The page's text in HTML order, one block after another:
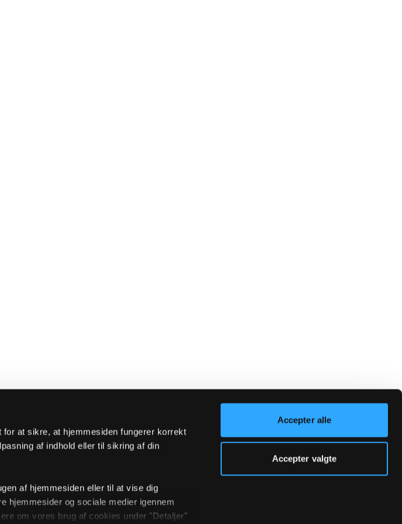
at sikre, at hjemmesiden fungerer korrekt
af indhold eller til sikring af din
af hjemmesiden eller til at vise dig
hjemmesider og sociale medier igennem
om vores brug af cookies under "Detaljer"
Accepter alle
Accepter valgte